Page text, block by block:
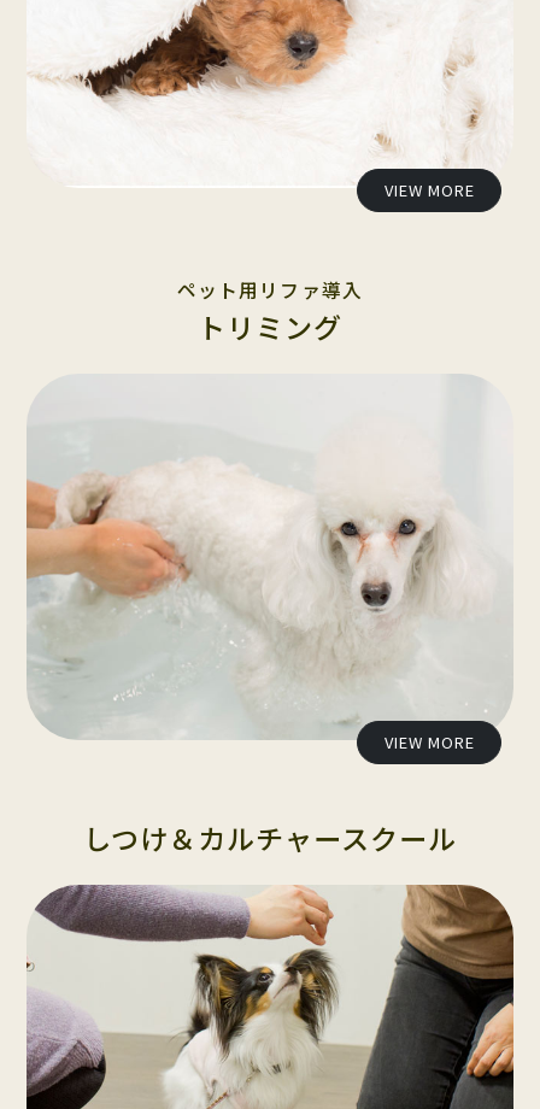
VIEW MORE
ペット用リファ導入
トリミング
VIEW MORE
しつけ＆カルチャースクール